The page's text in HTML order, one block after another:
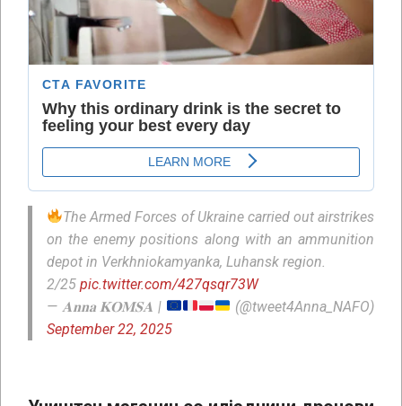
The Armed Forces of Ukraine carried out airstrikes
on the enemy positions along with an ammunition
depot in Verkhniokamyanka, Luhansk region.
2/25 pic.twitter.com/427qsqr73W
— 𝐀𝐧𝐧𝐚 𝐊𝐎𝐌𝐒𝐀 |
(@tweet4Anna_NAFO)
September 22, 2025